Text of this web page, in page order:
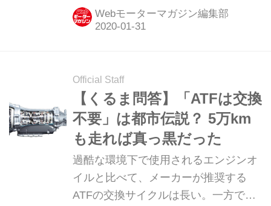
輸入車ではコンパクトカーでも
200km/hオーバーを表示するモデルも
Webモーターマガジン編集部
Official Staff
【くるま問答】「ATFは交換
不要」は都市伝説？ 5万km
も走れば真っ黒だった
過酷な環境下で使用されるエンジンオ
イルと比べて、メーカーが推奨する
ATFの交換サイクルは長い。一方で